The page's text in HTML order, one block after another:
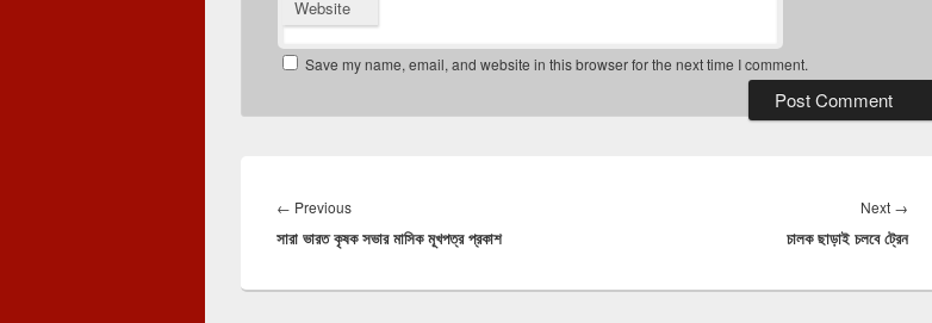
Website
Save my name, email, and website in this browser for the next time I comment.
navigation
← PreviousPrevious
post:
সারা ভারত কৃষক সভার মাসিক মূখপত্র প্রকাশ
Next →
post:
চালক ছাড়াই চলবে ট্রেন